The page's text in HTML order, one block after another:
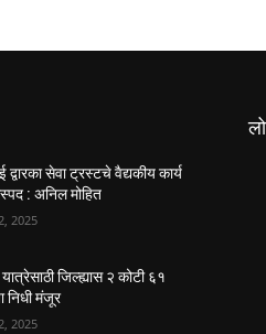
द्वारका सेवा ट्रस्टचे वैद्यकीय कार्य
: अनिल मोहित
2025
जिल्ह्यास २ कोटी ६१
निधी मंजूर
2025